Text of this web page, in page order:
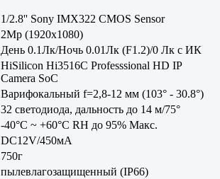
1/2.8'' Sony IMX322 CMOS Sensor
2Mp (1920x1080)
День 0.1Лк/Ночь 0.01Лк (F1.2)/0 Лк с ИК
HiSilicon Hi3516C Professsional HD IP
Camera SoC
Варифокальный f=2,8-12 мм (103° - 30.8°)
32 светодиода, дальность до 14 м/75°
-40°С ~ +60°С RH до 95% Макс.
DC12V/450мА
750г
пылевлагозащищенный (IP66)